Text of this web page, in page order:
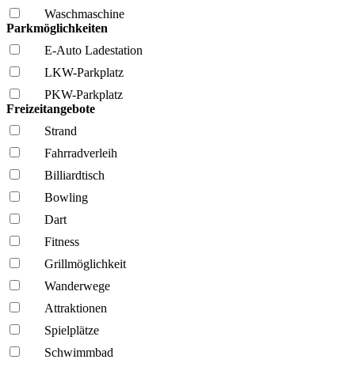
Wasch­maschine
Parkmöglichkeiten
E-Auto Ladestation
LKW-Parkplatz
PKW-Parkplatz
Freizeitangebote
Strand
Fahrrad­verleih
Billiardtisch
Bowling
Dart
Fitness
Grillmöglich­keit
Wanderwege
Attraktionen
Spielplätze
Schwimmbad